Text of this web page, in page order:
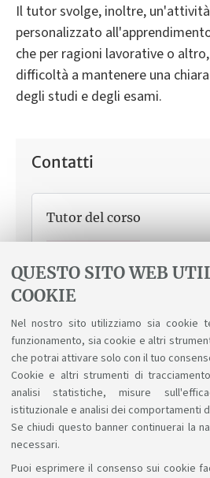
QUESTO SITO WEB
COOKIE
Nel nostro sito utilizziamo sia cookie
funzionamento, sia cookie e altri
che potrai attivare solo con il tuo
Cookie e altri strumenti di
analisi statistiche, misure
istituzionale e analisi dei comportamenti
Se chiudi questo banner continuerai la
necessari.
Puoi esprimere il consenso sui cookie
Il tutor svolge, inoltre,
personalizzato
che per ragioni lavorative o
difficoltà a mantenere una
degli studi e degli esami.
Contatti
Tutor del corso
delle lezioni, dalla compilazione
esami o alle indicazioni per la tesi.
consigliarti su come organizzare gli
Alessia Del Duca
Sosteniamo il diritto